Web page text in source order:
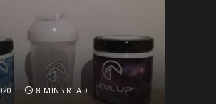
8 MINS READ